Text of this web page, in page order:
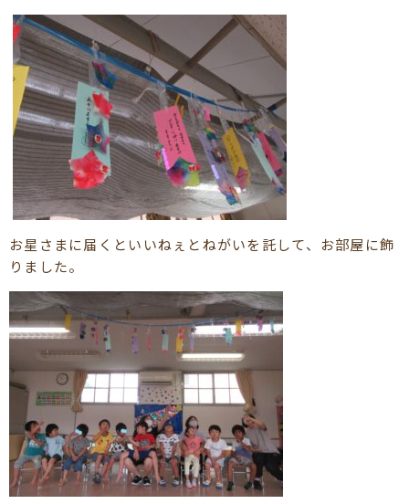
お星さまに届くといいねぇとねがいを託して、お部屋に飾
りました。